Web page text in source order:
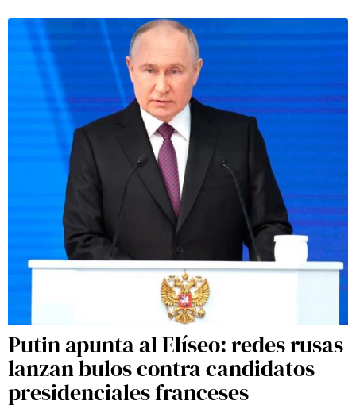
Putin apunta al Elíseo: redes rusas
lanzan bulos contra candidatos
presidenciales franceses